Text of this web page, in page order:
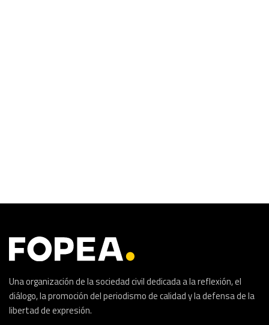
Una organización de la sociedad civil dedicada a la reflexión, el
diálogo, la promoción del periodismo de calidad y la defensa de la
libertad de expresión.